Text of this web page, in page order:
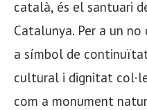
català, és el santuari
Catalunya. Per a un
a símbol de
cultural i dignitat
com a monument